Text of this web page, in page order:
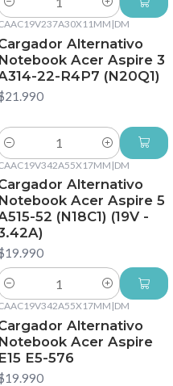
|DM
Alternativo
Notebook Acer Aspire 3
22-R4P7 (N20Q1)
|DM
Alternativo
Notebook Acer Aspire 5
52 (N18C1) (19V -
|DM
Alternativo
Notebook Acer Aspire
E15 E5-576